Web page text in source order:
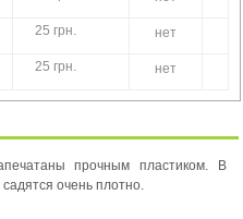
25 грн. нет
25 грн. нет
прочным пластиком. В
очень плотно.